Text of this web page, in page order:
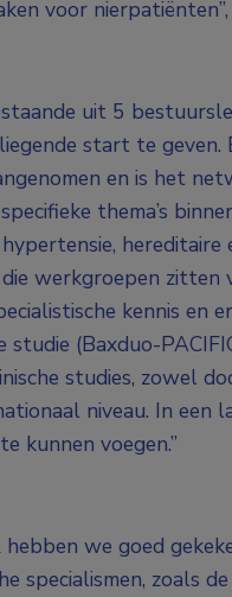
voor
uit 5
start te geven.
en is het
thema’s
werkgroepen zitten
kennis en
studie (Baxduo-
studies, zowel
niveau. In een
kunnen voegen.”
we goed
specialismen, zoals